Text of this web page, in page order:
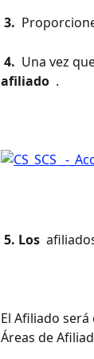
3.
4. Una vez
afiliado .
5. Los
El Afiliado
Áreas de